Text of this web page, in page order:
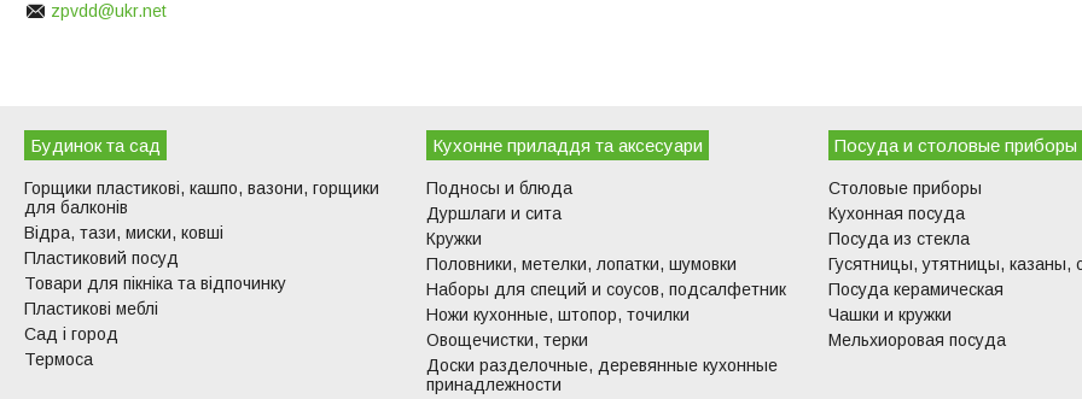
zpvdd@ukr.net
Будинок та сад
Горщики пластикові, кашпо, вазони, горщики
для балконів
Відра, тази, миски, ковші
Пластиковий посуд
Товари для пікніка та відпочинку
Пластикові меблі
Сад і город
Термоса
Кухонне приладдя та аксесуари
Подносы и блюда
Дуршлаги и сита
Кружки
Половники, метелки, лопатки, шумовки
Наборы для специй и соусов, подсалфетник
Ножи кухонные, штопор, точилки
Овощечистки, терки
Доски разделочные, деревянные кухонные
принадлежности
Посуда и столовые приборы
Столовые приборы
Кухонная посуда
Посуда из стекла
Гусятницы, утятницы, казаны,
Посуда керамическая
Чашки и кружки
Мельхиоровая посуда